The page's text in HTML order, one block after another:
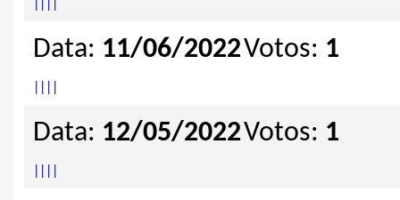
Data: 11/06/2022Votos: 1
Data: 12/05/2022Votos: 1